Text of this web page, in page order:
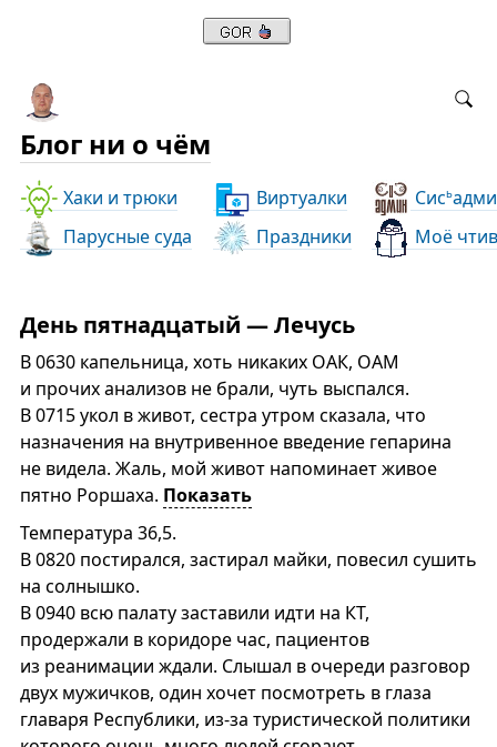
Блог ни о чём
Хаки и трюки Виртуалки Сись
Парусные суда
Праздники Моё
День пятнадцатый — Лечусь
В 0630 капельница, хоть никаких ОАК, ОАМ
и прочих анализов не брали, чуть выспался.
В 0715 укол в живот, сестра утром сказала, что
назначения на внутривенное введение гепарина
не видела. Жаль, мой живот напоминает живое
пятно Роршаха. Показать
Температура 36,5.
В 0820 постирался, застирал майки, повесил сушить
на солнышко.
В 0940 всю палату заставили идти на КТ,
продержали в коридоре час, пациентов
из реанимации ждали. Слышал в очереди разговор
двух мужичков, один хочет посмотреть в глаза
главаря Республики, из-за туристической политики